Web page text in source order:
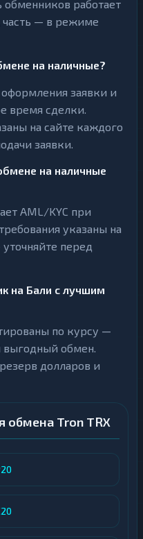
обменников работает
часть — в режиме
на наличные?
заявки и
время сделки.
на сайте каждого
заявки.
на наличные
AML/KYC при
указаны на
перед
на Бали с лучшим
по курсу —
выгодный обмен.
долларов и
обмена Tron TRX